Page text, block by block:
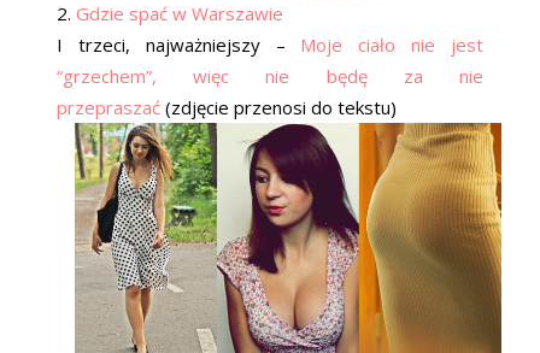
2. Gdzie spać w Warszawie
I trzeci, najważniejszy – Moje ciało nie jest
“grzechem”, więc nie będę za nie
przepraszać (zdjęcie przenosi do tekstu)